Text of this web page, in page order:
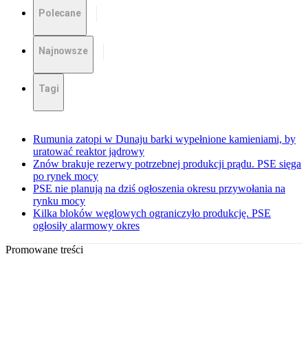
Polecane
Najnowsze
Tagi
Rumunia zatopi w Dunaju barki wypełnione kamieniami, by
uratować reaktor jądrowy
Znów brakuje rezerwy potrzebnej produkcji prądu. PSE sięga
po rynek mocy
PSE nie planują na dziś ogłoszenia okresu przywołania na
rynku mocy
Kilka bloków węglowych ograniczyło produkcję. PSE
ogłosiły alarmowy okres
Promowane treści